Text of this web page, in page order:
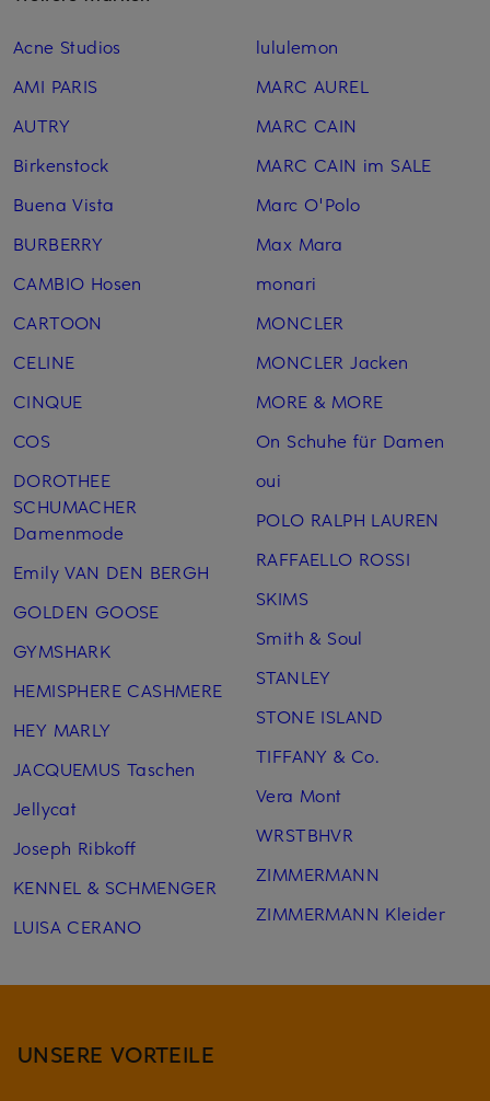
Acne Studios
AMI PARIS
AUTRY
Birkenstock
Buena Vista
BURBERRY
CAMBIO Hosen
CARTOON
CELINE
CINQUE
COS
DOROTHEE
SCHUMACHER
Damenmode
Emily VAN DEN BERGH
GOLDEN GOOSE
GYMSHARK
HEMISPHERE CASHMERE
HEY MARLY
JACQUEMUS Taschen
Jellycat
Joseph Ribkoff
KENNEL & SCHMENGER
LUISA CERANO
lululemon
MARC AUREL
MARC CAIN
MARC CAIN im SALE
Marc O'Polo
Max Mara
monari
MONCLER
MONCLER Jacken
MORE & MORE
On Schuhe für Damen
oui
POLO RALPH LAUREN
RAFFAELLO ROSSI
SKIMS
Smith & Soul
STANLEY
STONE ISLAND
TIFFANY & Co.
Vera Mont
WRSTBHVR
ZIMMERMANN
ZIMMERMANN Kleider
UNSERE VORTEILE